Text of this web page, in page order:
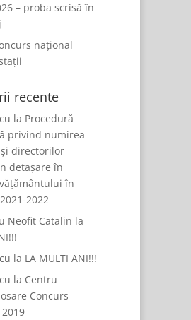
– proba scrisă în
național
recente
la Procedură
privind numirea
directorilor
detașare în
în
2022
Neofit Catalin la
la LA MULTI ANI!!!
la Centru
Concurs